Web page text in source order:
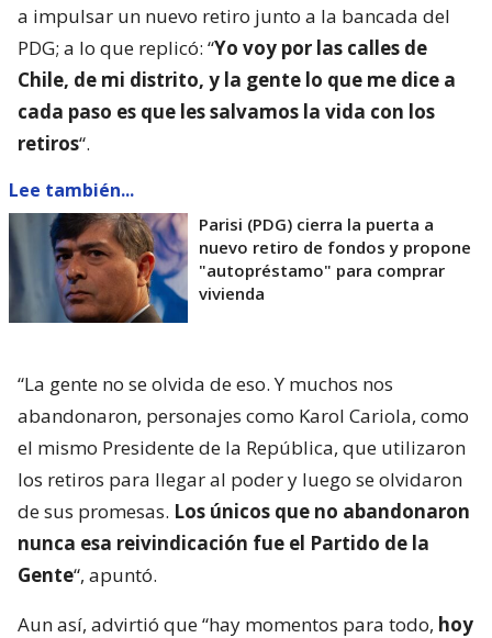
a impulsar un nuevo retiro junto a la bancada del
PDG; a lo que replicó: “Yo voy por las calles de
Chile, de mi distrito, y la gente lo que me dice a
cada paso es que les salvamos la vida con los
retiros“.
Lee también...
Parisi (PDG) cierra la puerta a
nuevo retiro de fondos y propone
"autopréstamo" para comprar
vivienda
“La gente no se olvida de eso. Y muchos nos
abandonaron, personajes como Karol Cariola, como
el mismo Presidente de la República, que utilizaron
los retiros para llegar al poder y luego se olvidaron
de sus promesas. Los únicos que no abandonaron
nunca esa reivindicación fue el Partido de la
Gente“, apuntó.
Aun así, advirtió que “hay momentos para todo, hoy